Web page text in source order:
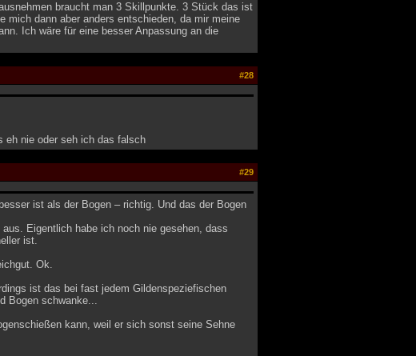
braucht man 3 Skillpunkte. 3 Stück das ist
mich dann aber anders entschieden, da mir meine
Ich wäre für eine besser Anpassung an die
#28
eh nie oder seh ich das falsch
#29
ist als der Bogen – richtig. Und das der Bogen
Eigentlich habe ich noch nie gesehen, dass
ist.
Ok.
ist das bei fast jedem Gildenspeziefischen
Bogen schwanke...
kann, weil er sich sonst seine Sehne